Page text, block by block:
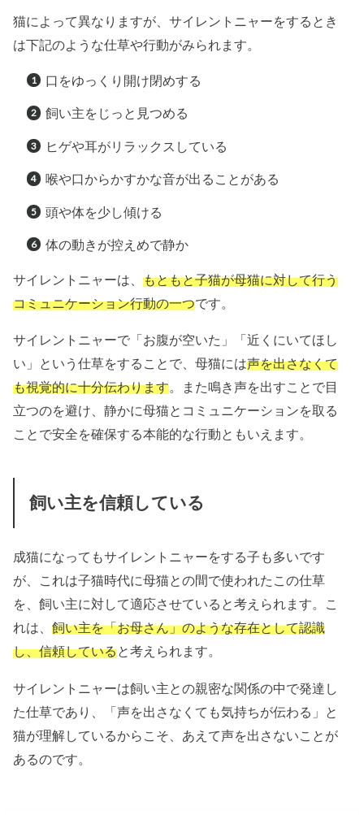
猫によって異なりますが、サイレントニャーをするとき
は下記のような仕草や行動がみられます。
口をゆっくり開け閉めする
飼い主をじっと見つめる
ヒゲや耳がリラックスしている
喉や口からかすかな音が出ることがある
頭や体を少し傾ける
体の動きが控えめで静か
サイレントニャーは、もともと子猫が母猫に対して行う
コミュニケーション行動の一つです。
サイレントニャーで「お腹が空いた」「近くにいてほし
い」という仕草をすることで、母猫には声を出さなくて
も視覚的に十分伝わります。また鳴き声を出すことで目
立つのを避け、静かに母猫とコミュニケーションを取る
ことで安全を確保する本能的な行動ともいえます。
飼い主を信頼している
成猫になってもサイレントニャーをする子も多いです
が、これは子猫時代に母猫との間で使われたこの仕草
を、飼い主に対して適応させていると考えられます。こ
れは、飼い主を「お母さん」のような存在として認識
し、信頼していると考えられます。
サイレントニャーは飼い主との親密な関係の中で発達し
た仕草であり、「声を出さなくても気持ちが伝わる」と
猫が理解しているからこそ、あえて声を出さないことが
あるのです。